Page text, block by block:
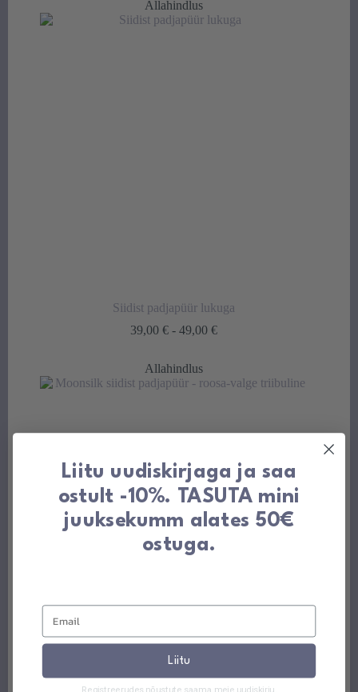
Allahindlus
Siidist padjapüür lukuga
39,00 € - 49,00 €Hinnavahemik:
Allahindlus
Liitu uudiskirjaga ja saa
ostult -10%. TASUTA mini
juuksekumm alates 50€
ostuga.
Liitu
Registreerudes nõustute saama meie uudiskirju.